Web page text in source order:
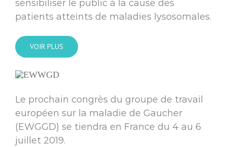
sensibiliser le public à la cause des
patients atteints de maladies lysosomales.
VOIR PLUS
Le prochain congrès du groupe de travail
européen sur la maladie de Gaucher
(EWGGD) se tiendra en France du 4 au 6
juillet 2019.